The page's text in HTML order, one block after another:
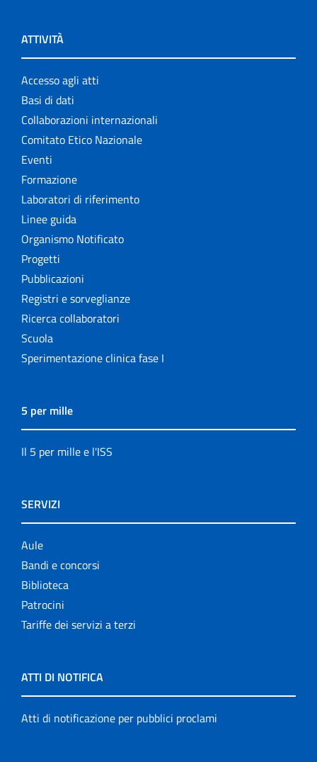
ATTIVITÀ
Accesso agli atti
Basi di dati
Collaborazioni internazionali
Comitato Etico Nazionale
Eventi
Formazione
Laboratori di riferimento
Linee guida
Organismo Notificato
Progetti
Pubblicazioni
Registri e sorveglianze
Ricerca collaboratori
Scuola
Sperimentazione clinica fase I
5 per mille
Il 5 per mille e l'ISS
SERVIZI
Aule
Bandi e concorsi
Biblioteca
Patrocini
Tariffe dei servizi a terzi
ATTI DI NOTIFICA
Atti di notificazione per pubblici proclami